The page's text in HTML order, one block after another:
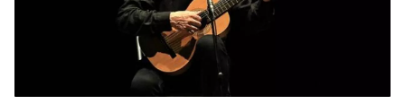
ORÁCULO DAS BURGAS
Horóscopo del día: jueves, 6 de agosto